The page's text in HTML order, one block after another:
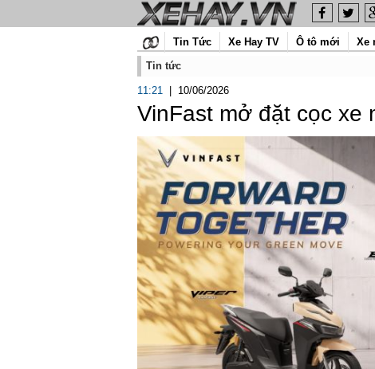
Tin Tức Xe Hay TV Ô tô mới Xe
Tin tức
11:21 10/06/2026
VinFast mở đặt cọc xe